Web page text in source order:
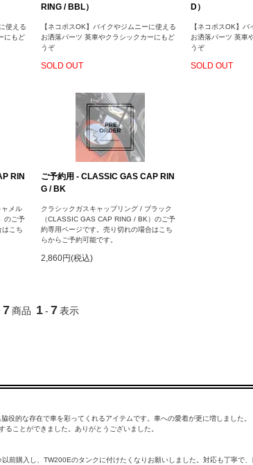
使える
にもど
RING / BBL）
【ネコポスOK】バイクやジムニーに使える
お洒落パーツ 英車やクラシックカーにもど
うぞ
SOLD OUT
D）
【ネコポスOK】
お洒落パーツ 英車
うぞ
SOLD OUT
RIN
ャメル
のご予
はこち
ご予約用 - CLASSIC GAS CAP RIN
G / BK
クラシックガスキャップリング / ブラック
（CLASSIC GAS CAP RING / BK）のご予
約専用ページです。売り切れの場合はこち
らからご予約可能です。
2,860円(税込)
7商品 1- 7表示
役的な存在で車を彩ってくれるアイテムです。車への愛着が更に増しました
ことができました。ありがとうございました。
前購入し、TW200Eのタンクに付けたくなりお願いしました。対応も丁寧で